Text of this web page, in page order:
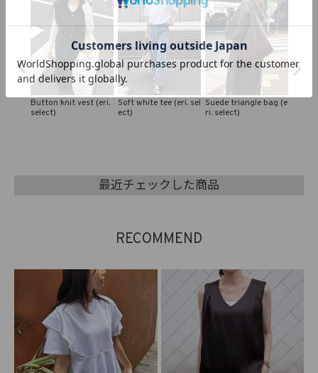
Suede triangle bag (e
ri. select)
V neck knit vest (eri.
select)
Pouched soft leather
tote bag (kiharu sele
最近チェックした商品
RECOMMEND